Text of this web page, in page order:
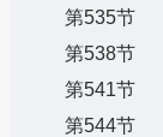
第535节
第538节
第541节
第544节